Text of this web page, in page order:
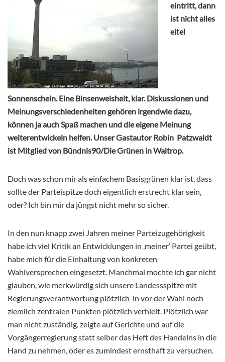
eintritt, dann
ist nicht alles
eitel
Sonnenschein. Eine Binsenweisheit, klar. Diskussionen und
Meinungsverschiedenheiten gehören irgendwie dazu,
können ja auch Spaß machen und die eigene Meinung
weiterentwickeln helfen. Unser Gastautor Robin Patzwaldt
ist Mitglied von Bündnis90/Die Grünen in Waltrop.
Doch was schon mir als einfachem Basisgrünen klar ist, dass
sollte der Parteispitze doch eigentlich erstrecht klar sein,
oder? Ich bin mir da jüngst nicht mehr so sicher.
In den nun knapp zwei Jahren meiner Parteizugehörigkeit
habe ich viel Kritik an Entwicklungen in ‚meiner‘ Partei geübt,
habe mich für die Einhaltung von konkreten
Wahlversprechen eingesetzt. Manchmal mochte ich gar nicht
glauben, wie merkwürdig sich unsere Landessspitze mit
Regierungsverantwortung plötzlich in vor der Wahl noch
ziemlich zentralen Punkten plötzlich verhielt. Plötzlich war
man nicht zuständig, zeigte auf Gerichte und auf die
Vorgängerregierung statt selber das Heft des Handelns in die
Hand zu nehmen, oder es zumindest ernsthaft zu versuchen.